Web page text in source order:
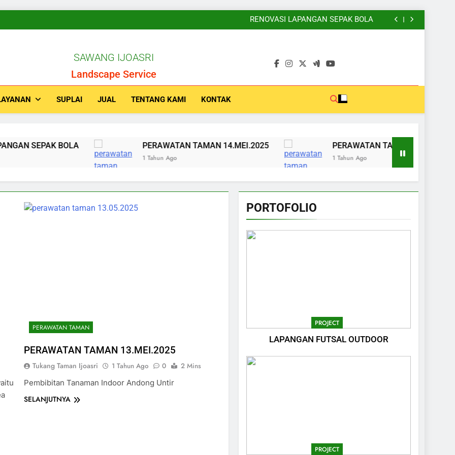
PERAWATAN TANAMAN AIR MANCUR
RENOVASI LAPANGAN SEPAK BOLA
PERAWATAN TAMAN 14.MEI.2025
PERAWATAN TAMAN 14.MEI.2025
SAWANG IJOASRI
Landscape Service
SUPLAI JUAL TENTANG KAMI KONTAK
SEPAK BOLA PERAWATAN TAMAN 14.MEI.2025
1 Tahun Ago
PERAWATAN TAMAN 13.MEI.2025
1 Tahun Ago
PERAWATAN TAMAN
PERAWATAN TAMAN 13.MEI.2025
Tukang Taman Ijoasri 1 Tahun Ago 0
2 Mins
Pembibitan Tanaman Indoor Andong Untir
SELANJUTNYA
PORTOFOLIO
PROJECT
LAPANGAN FUTSAL OUTDOOR
PROJECT